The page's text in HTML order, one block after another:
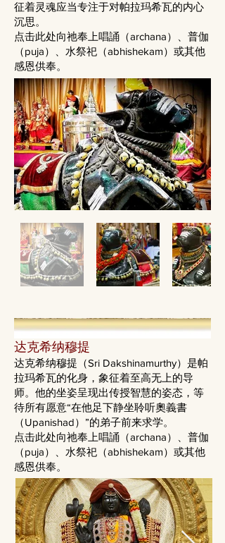
征着灵魂应当专注于对帕拉玛希瓦的内心
沉思。
点击此处向祂奉上唱誦（archana）、普伽
（puja）、水祭祀（abhishekam）或其他
感恩供奉。
达克希纳穆提
达克希纳穆提（Sri Dakshinamurthy）是帕
拉玛希瓦的化身，象征着至高无上的导
师。他的坐姿呈现出传授智慧的姿态，等
待所有愿意“在他足下静坐聆听奧義書
（Upanishad）”的弟子前来求学。
点击此处向祂奉上唱誦（archana）、普伽
（puja）、水祭祀（abhishekam）或其他
感恩供奉。